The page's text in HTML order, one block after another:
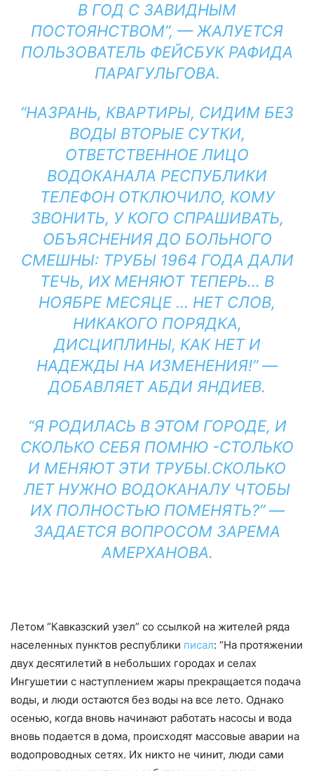
В ГОД С ЗАВИДНЫМ
ПОСТОЯНСТВОМ”, — ЖАЛУЕТСЯ
ПОЛЬЗОВАТЕЛЬ ФЕЙСБУК РАФИДА
ПАРАГУЛЬГОВА.
“НАЗРАНЬ, КВАРТИРЫ, СИДИМ БЕЗ
ВОДЫ ВТОРЫЕ СУТКИ,
ОТВЕТСТВЕННОЕ ЛИЦО
ВОДОКАНАЛА РЕСПУБЛИКИ
ТЕЛЕФОН ОТКЛЮЧИЛО, КОМУ
ЗВОНИТЬ, У КОГО СПРАШИВАТЬ,
ОБЪЯСНЕНИЯ ДО БОЛЬНОГО
СМЕШНЫ: ТРУБЫ 1964 ГОДА ДАЛИ
ТЕЧЬ, ИХ МЕНЯЮТ ТЕПЕРЬ… В
НОЯБРЕ МЕСЯЦЕ … НЕТ СЛОВ,
НИКАКОГО ПОРЯДКА,
ДИСЦИПЛИНЫ, КАК НЕТ И
НАДЕЖДЫ НА ИЗМЕНЕНИЯ!” —
ДОБАВЛЯЕТ АБДИ ЯНДИЕВ.
“Я РОДИЛАСЬ В ЭТОМ ГОРОДЕ, И
СКОЛЬКО СЕБЯ ПОМНЮ -СТОЛЬКО
И МЕНЯЮТ ЭТИ ТРУБЫ.СКОЛЬКО
ЛЕТ НУЖНО ВОДОКАНАЛУ ЧТОБЫ
ИХ ПОЛНОСТЬЮ ПОМЕНЯТЬ?” —
ЗАДАЕТСЯ ВОПРОСОМ ЗАРЕМА
АМЕРХАНОВА.
Летом “Кавказский узел” со ссылкой на жителей ряда
населенных пунктов республики писал: “На протяжении
двух десятилетий в небольших городах и селах
Ингушетии с наступлением жары прекращается подача
воды, и люди остаются без воды на все лето. Однако
осенью, когда вновь начинают работать насосы и вода
вновь подается в дома, происходят массовые аварии на
водопроводных сетях. Их никто не чинит, люди сами